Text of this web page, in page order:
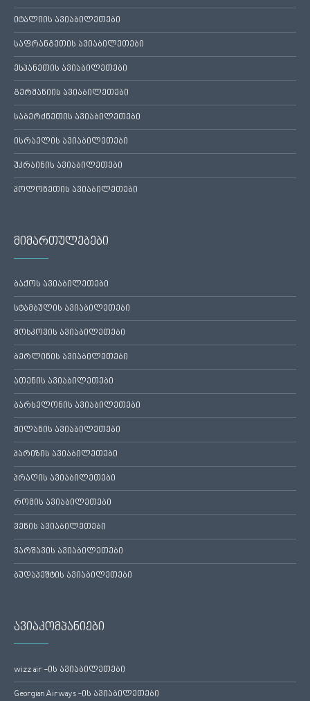
იტალიის ავიაბილეთები
საფრანგეთის ავიაბილეთები
ესპანეთის ავიაბილეთები
გერმანიის ავიაბილეთები
საბერძნეთის ავიაბილეთები
ისრაელის ავიაბილეთები
უკრაინის ავიაბილეთები
პოლონეთის ავიაბილეთები
მიმართულებები
ბაქოს ავიაბილეთები
სტამბულის ავიაბილეთები
მოსკოვის ავიაბილეთები
ბერლინის ავიაბილეთები
ათენის ავიაბილეთები
ბარსელონის ავიაბილეთები
მილანის ავიაბილეთები
პარიზის ავიაბილეთები
პრაღის ავიაბილეთები
რომის ავიაბილეთები
ვენის ავიაბილეთები
ვარშავის ავიაბილეთები
ბუდაპეშტის ავიაბილეთები
ავიაკომპანიები
wizz air -ის ავიაბილეთები
Georgian Airways -ის ავიაბილეთები